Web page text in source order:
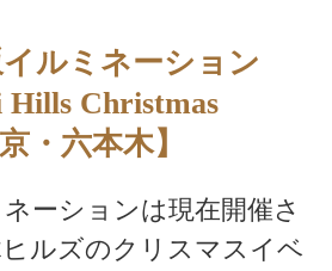
ルミネーション
Hills Christmas
・六本木】
ーションは現在開催さ
ルズのクリスマスイベ